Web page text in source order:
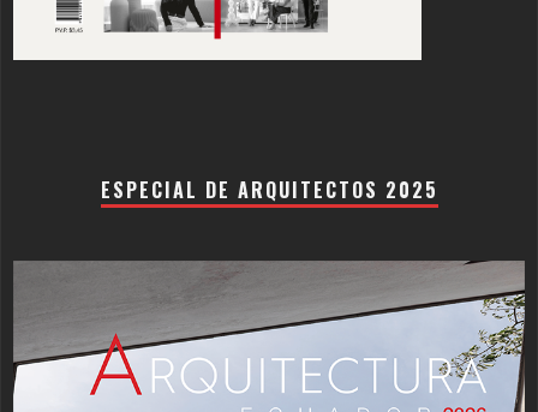
ESPECIAL DE ARQUITECTOS 2025